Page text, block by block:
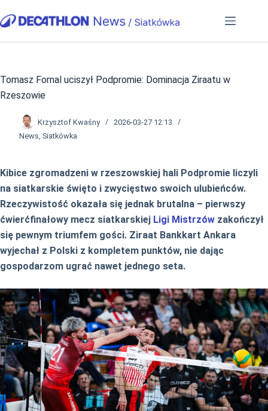
do
Tomasz Fornal uciszył Podpromie: Dominacja Ziraatu w
Rzeszowie
Krzysztof Kwaśny
2026-03-27 12:13
News, Siatkówka
Kibice zgromadzeni w rzeszowskiej hali Podpromie liczyli
na siatkarskie święto i zwycięstwo swoich ulubieńców.
Rzeczywistość okazała się jednak brutalna – pierwszy
ćwierćfinałowy mecz siatkarskiej Ligi Mistrzów zakończył
się pewnym triumfem gości. Ziraat Bankkart Ankara
wyjechał z Polski z kompletem punktów, nie dając
gospodarzom ugrać nawet jednego seta.